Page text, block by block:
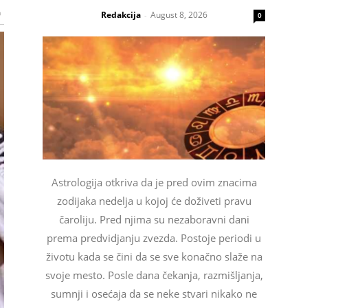
Redakcija - August 8, 2026 0
Astrologija otkriva da je pred ovim znacima
zodijaka nedelja u kojoj će doživeti pravu
čaroliju. Pred njima su nezaboravni dani
prema predvidjanju zvezda. Postoje periodi u
životu kada se čini da se sve konačno slaže na
svoje mesto. Posle dana čekanja, razmišljanja,
sumnji i osećaja da se neke stvari nikako ne